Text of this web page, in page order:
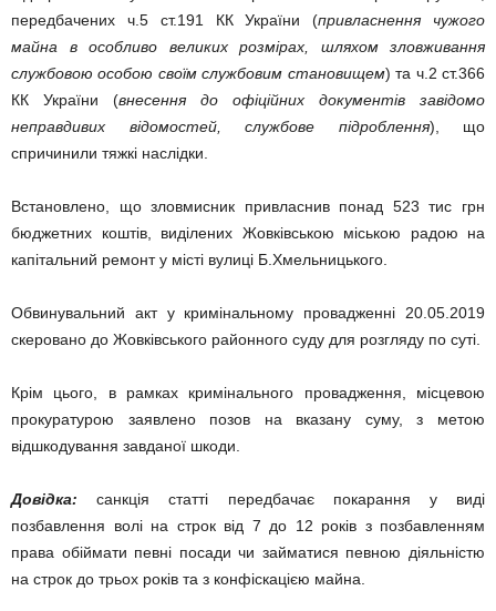
передбачених ч.5 ст.191 КК України (привласнення чужого
майна в особливо великих розмірах, шляхом зловживання
службовою особою своїм службовим становищем) та ч.2 ст.366
КК України (внесення до офіційних документів завідомо
неправдивих відомостей, службове підроблення), що
спричинили тяжкі наслідки.
Встановлено, що зловмисник привласнив понад 523 тис грн
бюджетних коштів, виділених Жовківською міською радою на
капітальний ремонт у місті вулиці Б.Хмельницького.
Обвинувальний акт у кримінальному провадженні 20.05.2019
скеровано до Жовківського районного суду для розгляду по суті.
Крім цього, в рамках кримінального провадження, місцевою
прокуратурою заявлено позов на вказану суму, з метою
відшкодування завданої шкоди.
Довідка: санкція статті передбачає покарання у виді
позбавлення волі на строк від 7 до 12 років з позбавленням
права обіймати певні посади чи займатися певною діяльністю
на строк до трьох років та з конфіскацією майна.